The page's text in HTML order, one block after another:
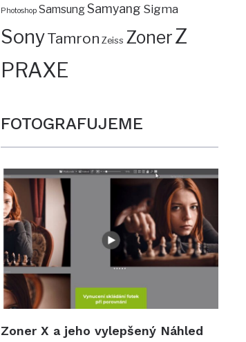
Photoshop SamsungSamyang Sigma
SonyTamron Zeiss ZonerZ
PRAXE
FOTOGRAFUJEME
Zoner X a jeho vylepšený Náhled